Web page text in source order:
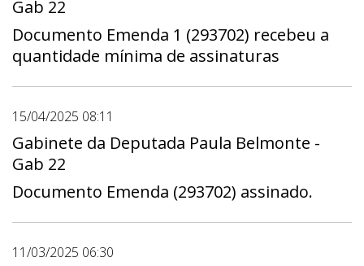
Gab 22
Documento Emenda 1 (293702) recebeu a
quantidade mínima de assinaturas
15/04/2025 08:11
Gabinete da Deputada Paula Belmonte -
Gab 22
Documento Emenda (293702) assinado.
11/03/2025 06:30